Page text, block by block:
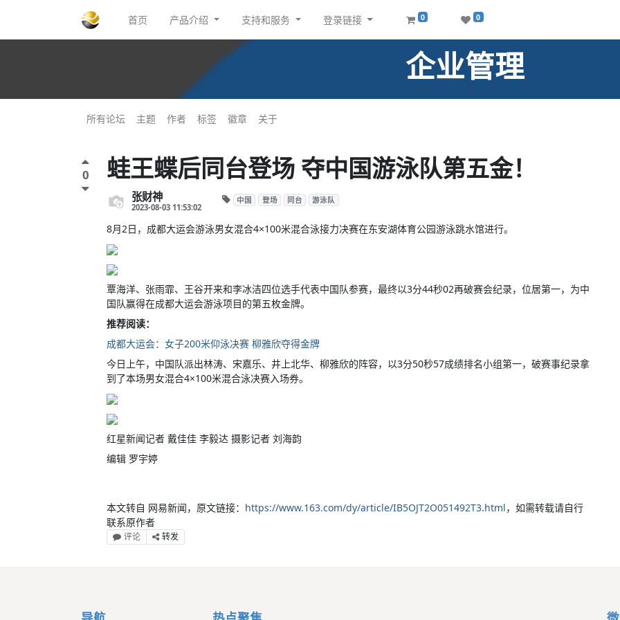
首页 产品介绍 支持和服务 登录链接 0 0
企业管理
所有论坛 主题 作者 标签 徽章 关于
0 蛙王蝶后同台登场 夺中国游泳队第五金！
张财神
2023-08-03 11:53:02
中国 登场 同台 游泳队
8月2日，成都大运会游泳男女混合4×100米混合泳接力决赛在东安湖体育公园游泳跳水馆进行。
覃海洋、张雨霏、王谷开来和李冰洁四位选手代表中国队参赛，最终以3分44秒02再破赛会纪录，位居第一，为中
国队赢得在成都大运会游泳项目的第五枚金牌。
推荐阅读：
成都大运会：女子200米仰泳决赛 柳雅欣夺得金牌
今日上午，中国队派出林涛、宋嘉乐、井上北华、柳雅欣的阵容，以3分50秒57成绩排名小组第一，破赛事纪录拿
到了本场男女混合4×100米混合泳决赛入场券。
红星新闻记者 戴佳佳 李毅达 摄影记者 刘海韵
编辑 罗宇婷
本文转自 网易新闻，原文链接： https://www.163.com/dy/article/IB5OJT2O051492T3.html，如需转载请自行
联系原作者
评论 转发